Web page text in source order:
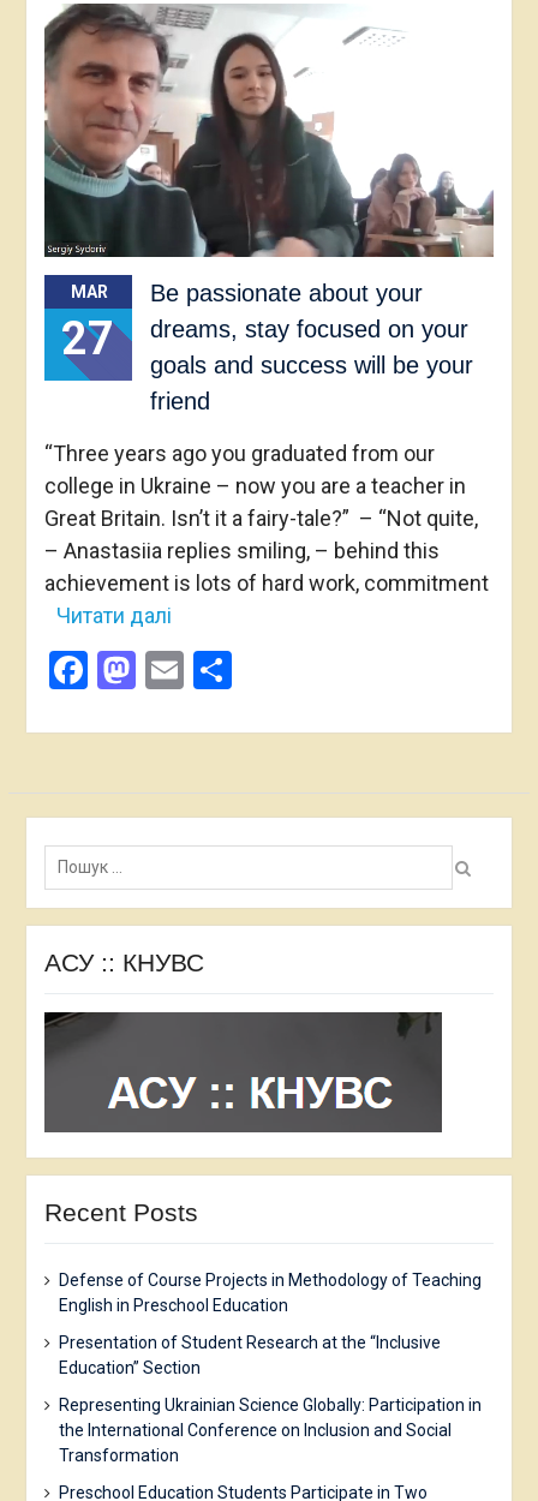
MAR
27
Be passionate about your
dreams, stay focused on your
goals and success will be your
friend
“Three years ago you graduated from our
college in Ukraine – now you are a teacher in
Great Britain. Isn’t it a fairy-tale?” – “Not quite,
– Anastasiia replies smiling, – behind this
achievement is lots of hard work, commitment
Читати далі
Facebook
Mastodon
EmailShare
Пошук:
АСУ :: КНУВС
Recent Posts
Defense of Course Projects in Methodology of Teaching
English in Preschool Education
Presentation of Student Research at the “Inclusive
Education” Section
Representing Ukrainian Science Globally: Participation in
the International Conference on Inclusion and Social
Transformation
Preschool Education Students Participate in Two